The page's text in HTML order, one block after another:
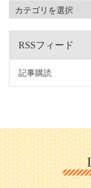
RSSフィード
記事購読